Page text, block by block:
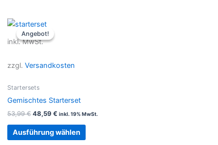
Angebot!
Angebot!
inkl. MwSt.
zzgl. Versandkosten
Startersets
Gemischtes Starterset
53,99€
Ursprünglicher
Preis
war:
53,99 €
48,59 € inkl. 19% MwSt.
Ausführung wählen
können
auf
der